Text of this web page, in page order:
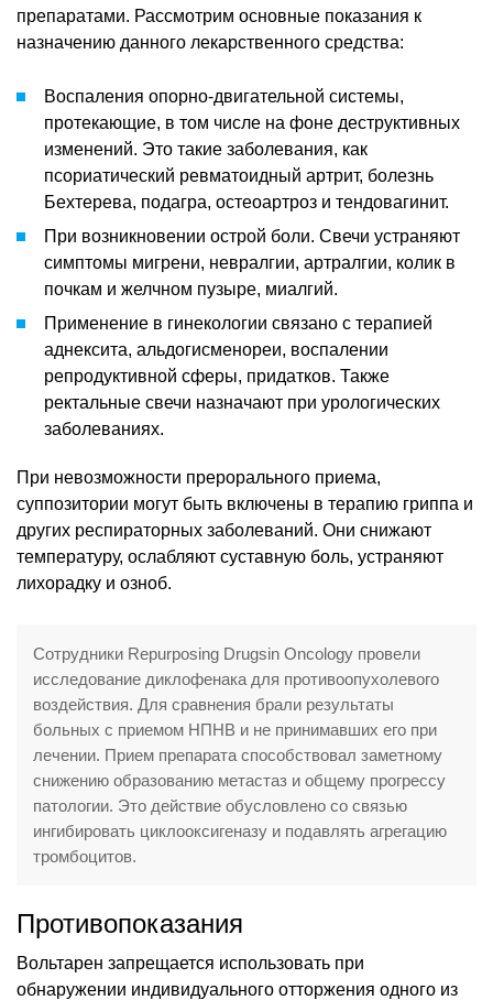
препаратами. Рассмотрим основные показания к
назначению данного лекарственного средства:
Воспаления опорно-двигательной системы,
протекающие, в том числе на фоне деструктивных
изменений. Это такие заболевания, как
псориатический ревматоидный артрит, болезнь
Бехтерева, подагра, остеоартроз и тендовагинит.
При возникновении острой боли. Свечи устраняют
симптомы мигрени, невралгии, артралгии, колик в
почкам и желчном пузыре, миалгий.
Применение в гинекологии связано с терапией
аднексита, альдогисменореи, воспалении
репродуктивной сферы, придатков. Также
ректальные свечи назначают при урологических
заболеваниях.
При невозможности прерорального приема,
суппозитории могут быть включены в терапию гриппа и
других респираторных заболеваний. Они снижают
температуру, ослабляют суставную боль, устраняют
лихорадку и озноб.
Сотрудники Repurposing Drugsin Oncology провели
исследование диклофенака для противоопухолевого
воздействия. Для сравнения брали результаты
больных с приемом НПНВ и не принимавших его при
лечении. Прием препарата способствовал заметному
снижению образованию метастаз и общему прогрессу
патологии. Это действие обусловлено со связью
ингибировать циклооксигеназу и подавлять агрегацию
тромбоцитов.
Противопоказания
Вольтарен запрещается использовать при
обнаружении индивидуального отторжения одного из